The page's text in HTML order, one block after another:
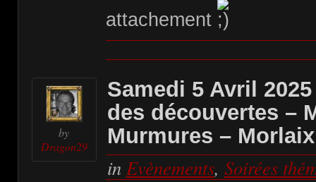
attachement
by
Dragon29
Samedi 5 Avril
des découvertes –
Murmures –
in Evènements, Soirées